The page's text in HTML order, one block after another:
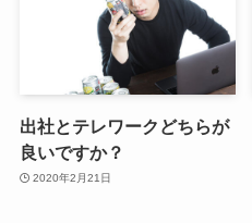
出社とテレワークどちらが
良いですか？
2020年2月21日